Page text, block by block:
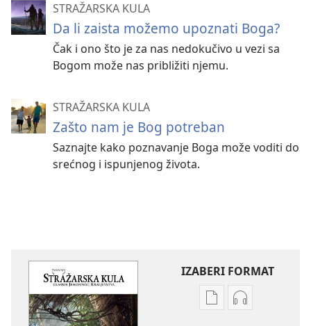
STRAŽARSKA KULA
Da li zaista možemo upoznati Boga?
Čak i ono što je za nas nedokučivo u vezi sa
Bogom može nas približiti njemu.
STRAŽARSKA KULA
Zašto nam je Bog potreban
Saznajte kako poznavanje Boga može voditi do
srećnog i ispunjenog života.
IZABERI FORMAT
FormatiFormati